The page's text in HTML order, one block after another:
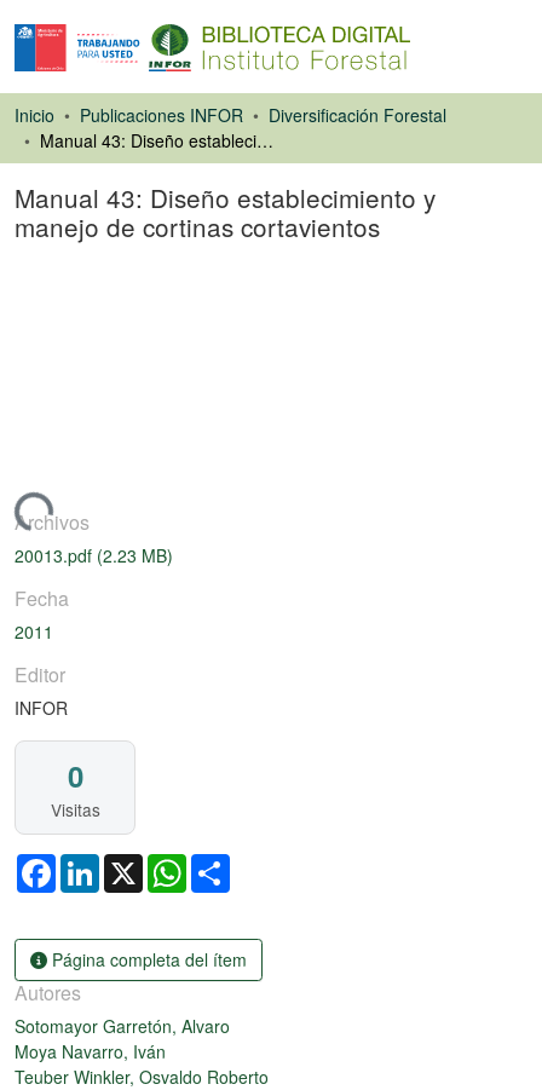
Inicio Publicaciones INFOR
Diversificación Forestal
Manual 43: Diseño establecimiento y manejo de cortinas cortavientos
Manual 43: Diseño establecimiento y
manejo de cortinas cortavientos
Archivos
20013.pdf (2.23 MB)
Fecha
2011
Editor
INFOR
0
Visitas
FacebookLinkedIn
X WhatsApp
Página completa del ítem
Autores
Sotomayor Garretón, Alvaro
Moya Navarro, Iván
Teuber Winkler, Osvaldo Roberto